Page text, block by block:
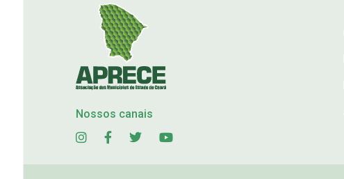
Nossos canais